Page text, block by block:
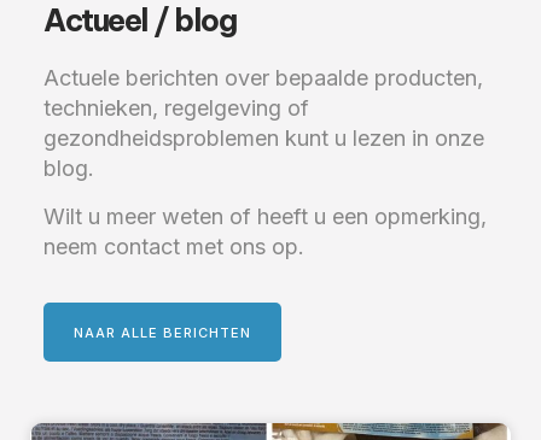
Actueel / blog
Actuele berichten over bepaalde producten,
technieken, regelgeving of
gezondheidsproblemen kunt u lezen in onze
blog.
Wilt u meer weten of heeft u een opmerking,
neem contact met ons op.
NAAR ALLE BERICHTEN